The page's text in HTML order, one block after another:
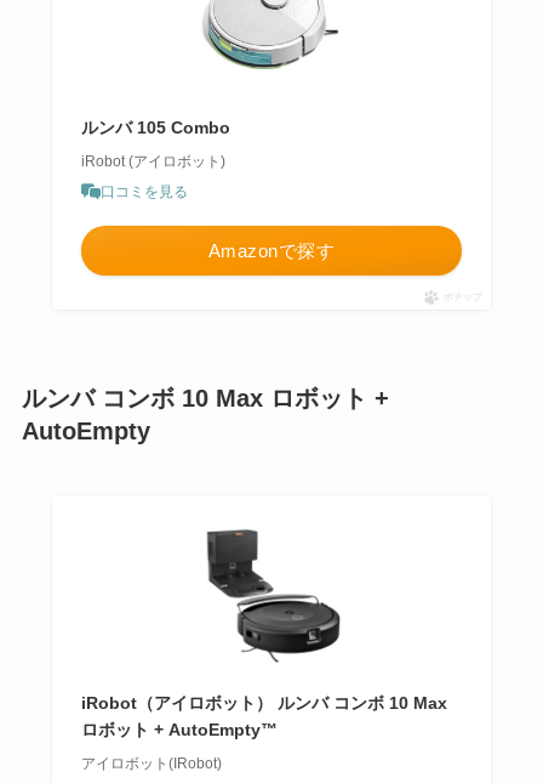
ルンバ 105 Combo
iRobot (アイロボット)
口コミを見る
Amazonで探す
ポチップ
ルンバ コンボ 10 Max ロボット +
AutoEmpty
iRobot（アイロボット） ルンバ コンボ 10 Max
ロボット + AutoEmpty™
アイロボット(IRobot)